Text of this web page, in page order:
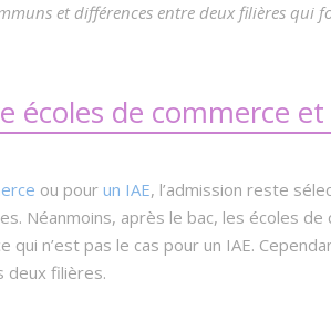
et différences entre deux filières qui
écoles de commerce et
ou pour un IAE, l’admission reste
Néanmoins, après le bac, les écoles de
n’est pas le cas pour un IAE.
deux filières.